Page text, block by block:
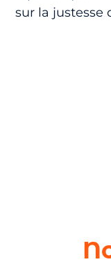
sur la justesse